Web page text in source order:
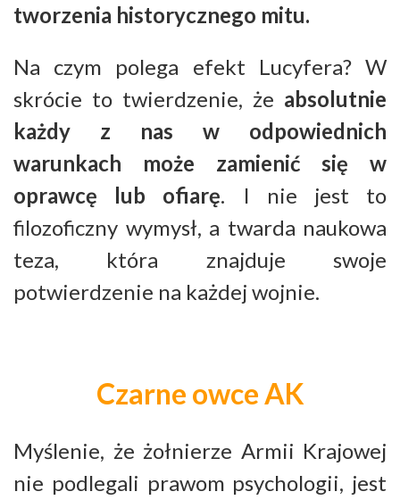
tworzenia historycznego mitu.
Na czym polega efekt Lucyfera? W
skrócie to twierdzenie, że absolutnie
każdy z nas w odpowiednich
warunkach może zamienić się w
oprawcę lub ofiarę. I nie jest to
filozoficzny wymysł, a twarda naukowa
teza, która znajduje swoje
potwierdzenie na każdej wojnie.
Czarne owce AK
Myślenie, że żołnierze Armii Krajowej
nie podlegali prawom psychologii, jest